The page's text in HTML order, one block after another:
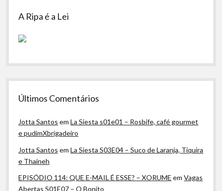
A Ripa é a Lei
Últimos Comentários
Jotta Santos emLa Siesta s01e01 – Rosbife, café gourmet
e pudimXbrigadeiro
Jotta Santos emLa Siesta S03E04 – Suco de Laranja, Tiquira
e Thaineh
EPISÓDIO 114: QUE E-MAIL É ESSE? – XORUME emVagas
Abertas S01E07 – O Bonito